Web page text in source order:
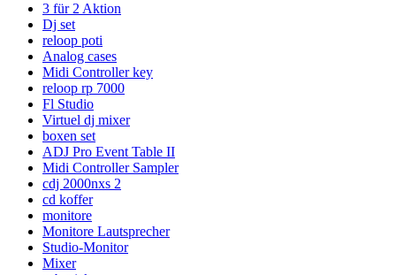
3 für 2 Aktion
Dj set
reloop poti
Analog cases
Midi Controller key
reloop rp 7000
Fl Studio
Virtuel dj mixer
boxen set
ADJ Pro Event Table II
Midi Controller Sampler
cdj 2000nxs 2
cd koffer
monitore
Monitore Lautsprecher
Studio-Monitor
Mixer